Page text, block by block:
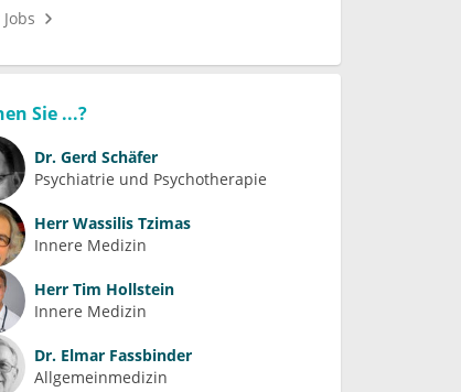
Sie ...?
Dr. Gerd Schäfer
Psychiatrie und Psychotherapie
Herr Wassilis Tzimas
Innere Medizin
Herr Tim Hollstein
Innere Medizin
Dr. Elmar Fassbinder
Allgemeinmedizin